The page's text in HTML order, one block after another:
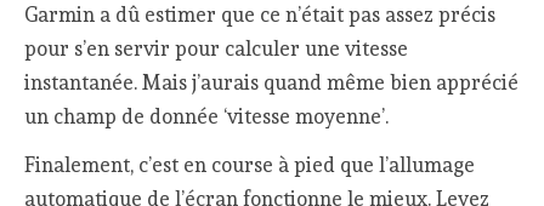
Garmin a dû estimer que ce n’était pas assez précis
pour s’en servir pour calculer une vitesse
instantanée. Mais j’aurais quand même bien apprécié
un champ de donnée ‘vitesse moyenne’.
Finalement, c’est en course à pied que l’allumage
automatique de l’écran fonctionne le mieux. Levez